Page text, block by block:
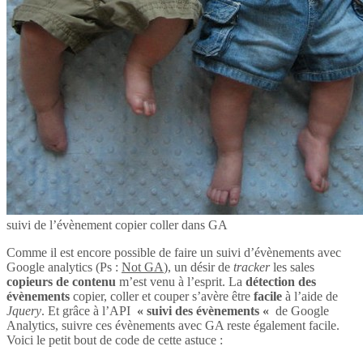
suivi de l’évènement copier coller dans GA
Comme il est encore possible de faire un suivi d’évènements avec
Google analytics (Ps : Not GA), un désir de trackerles sales
copieurs de contenu m’est venu à l’esprit. La détection des
évènements copier, coller et couper s’avère être facile à l’aide de
Jquery. Et grâce à l’API « suivi des évènements « de Google
Analytics, suivre ces évènements avec GA reste également facile.
Voici le petit bout de code de cette astuce :